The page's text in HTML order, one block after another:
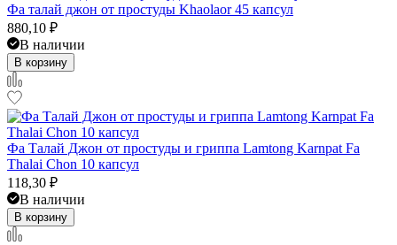
Фа талай джон от простуды Khaolaor 45 капсул
880,10 ₽
В наличии
В корзину
Фа Талай Джон от простуды и гриппа Lamtong Karnpat Fa
Thalai Chon 10 капсул
118,30 ₽
В наличии
В корзину